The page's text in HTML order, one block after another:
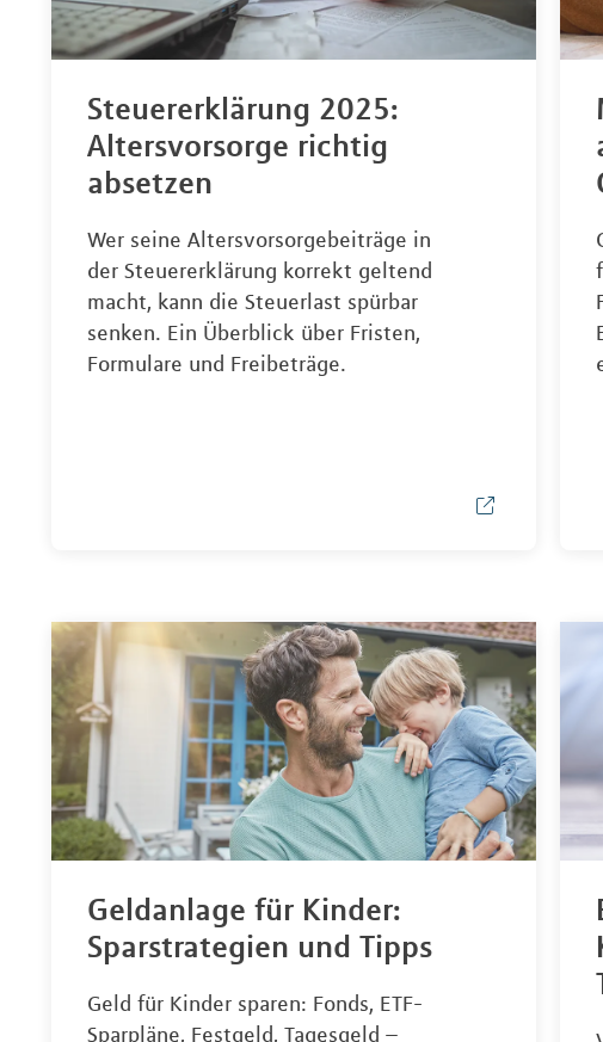
Steuererklärung 2025:
Altersvorsorge richtig
absetzen
Wer seine Altersvorsorgebeiträge in
der Steuererklärung korrekt geltend
macht, kann die Steuerlast spürbar
senken. Ein Überblick über Fristen,
Formulare und Freibeträge.
Geldanlage für Kinder:
Sparstrategien und Tipps
Geld für Kinder sparen: Fonds, ETF-
Sparpläne, Festgeld, Tagesgeld –